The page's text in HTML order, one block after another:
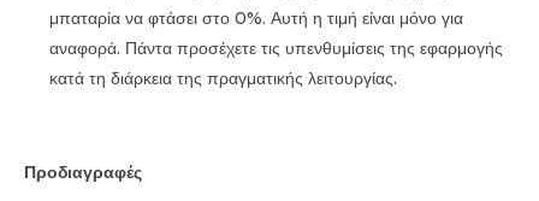
μπαταρία να φτάσει στο 0%. Αυτή η τιμή είναι μόνο για
αναφορά. Πάντα προσέχετε τις υπενθυμίσεις της εφαρμογής
κατά τη διάρκεια της πραγματικής λειτουργίας.
Προδιαγραφές